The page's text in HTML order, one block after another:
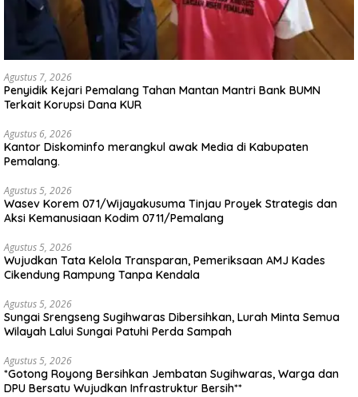
Agustus 7, 2026
Penyidik Kejari Pemalang Tahan Mantan Mantri Bank BUMN
Terkait Korupsi Dana KUR
Agustus 6, 2026
Kantor Diskominfo merangkul awak Media di Kabupaten
Pemalang.
Agustus 5, 2026
Wasev Korem 071/Wijayakusuma Tinjau Proyek Strategis dan
Aksi Kemanusiaan Kodim 0711/Pemalang
Agustus 5, 2026
Wujudkan Tata Kelola Transparan, Pemeriksaan AMJ Kades
Cikendung Rampung Tanpa Kendala
Agustus 5, 2026
Sungai Srengseng Sugihwaras Dibersihkan, Lurah Minta Semua
Wilayah Lalui Sungai Patuhi Perda Sampah
Agustus 5, 2026
*Gotong Royong Bersihkan Jembatan Sugihwaras, Warga dan
DPU Bersatu Wujudkan Infrastruktur Bersih**